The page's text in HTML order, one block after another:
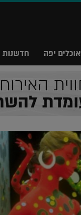
אוכלים יפה חדשנות